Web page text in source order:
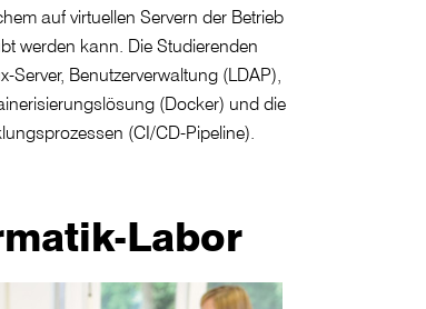
auf virtuellen Servern der Betrieb
werden kann. Die Studierenden
Benutzerverwaltung (LDAP),
(Docker) und die
(CI/CD-Pipeline).
Labor